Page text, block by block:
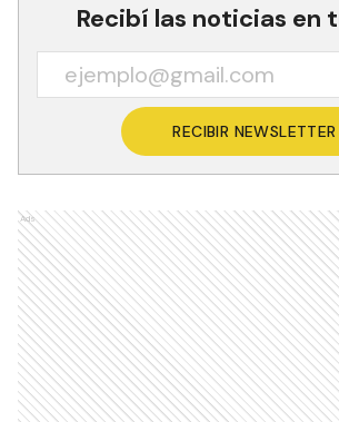
Recibí las noticias en
RECIBIR NEWSLETTER
Ads